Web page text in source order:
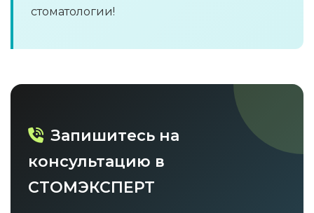
стоматологии!
Запишитесь на
консультацию в
СТОМЭКСПЕРТ